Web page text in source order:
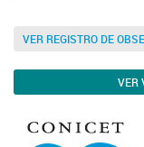
VER REGISTRO DE
VER